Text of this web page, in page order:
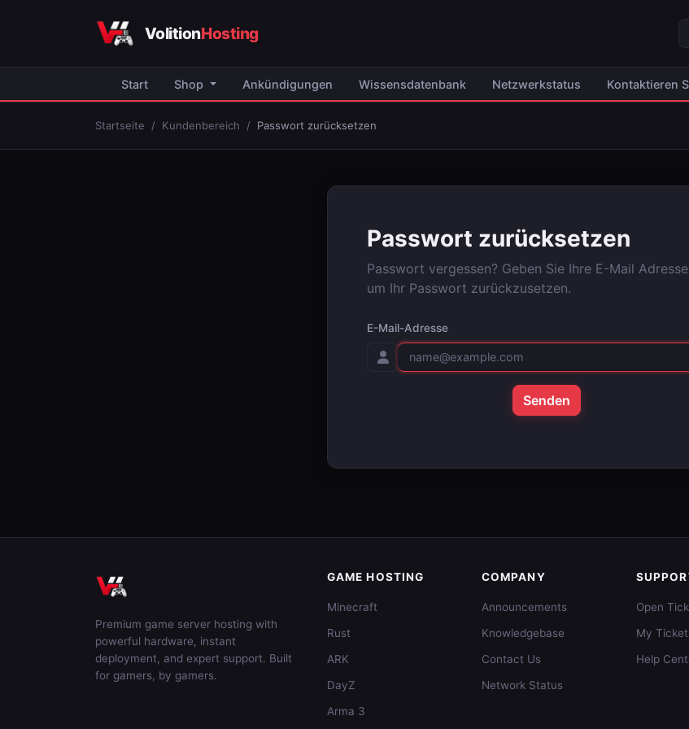
VolitionHosting
Start Shop Ankündigungen Wissensdatenbank Netzwerkstatus Kontaktieren
Startseite Kundenbereich Passwort zurücksetzen
Passwort zurücksetzen
Passwort vergessen? Geben Sie Ihre E-Mail
um Ihr Passwort zurückzusetzen.
E-Mail-Adresse
Senden
Premium game server hosting with
powerful hardware, instant
deployment, and expert support. Built
for gamers, by gamers.
GAME HOSTING
Minecraft
Rust
ARK
DayZ
Arma 3
COMPANY
Announcements
Knowledgebase
Contact Us
Network Status
Open
My
Help